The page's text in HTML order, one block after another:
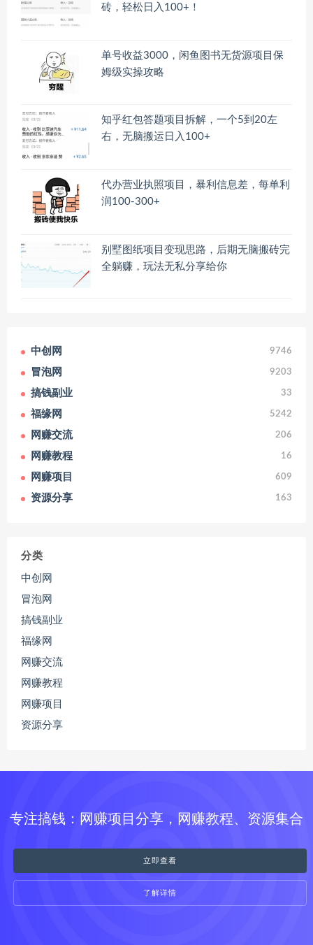
砖，轻松日入100+！
单号收益3000，闲鱼图书无货源项目保
姆级实操攻略
知乎红包答题项目拆解，一个5到20左
右，无脑搬运日入100+
代办营业执照项目，暴利信息差，每单利
润100-300+
别墅图纸项目变现思路，后期无脑搬砖完
全躺赚，玩法无私分享给你
中创网 9746
冒泡网 9203
搞钱副业 33
福缘网 5242
网赚交流 206
网赚教程 16
网赚项目 609
资源分享 163
分类
中创网
冒泡网
搞钱副业
福缘网
网赚交流
网赚教程
网赚项目
资源分享
专注搞钱：网赚项目分享，网赚教程、资源集合
立即查看
了解详情